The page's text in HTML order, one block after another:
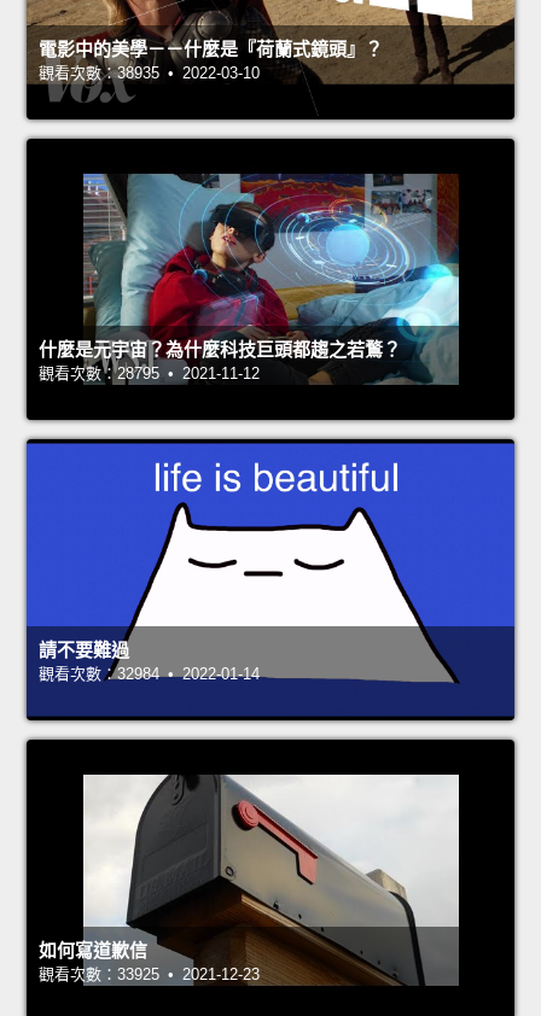
電影中的美學－－什麼是『荷蘭式鏡頭』？
觀看次數：38935 • 2022-03-10
什麼是元宇宙？為什麼科技巨頭都趨之若鶩？
觀看次數：28795 • 2021-11-12
請不要難過
觀看次數：32984 • 2022-01-14
如何寫道歉信
觀看次數：33925 • 2021-12-23